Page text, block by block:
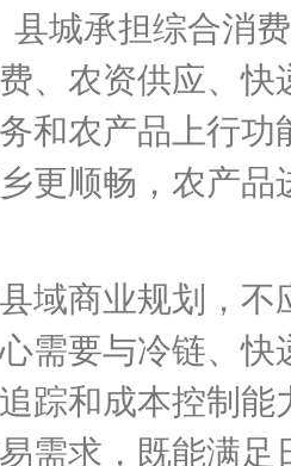
县城承担综合消
、农资供应、
和农产品上行
更顺畅，农产
商业规划，不
需要与冷链、
踪和成本控制
需求，既能满